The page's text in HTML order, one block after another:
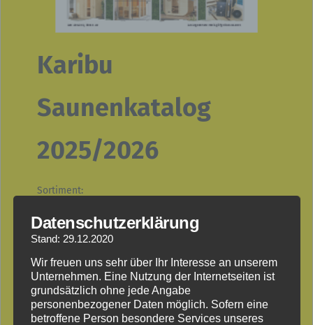
Karibu
Saunenkatalog
2025/2026
Sortiment:
Massivholzsauna, Plug & Play Sauna, Fasssauna,
Außensauna, Saunazubehör, Saunabeleuchtung,
Saunaöfen
Datenschutzerklärung
Stand: 29.12.2020
Wir freuen uns sehr über Ihr Interesse an unserem
Unternehmen. Eine Nutzung der Internetseiten ist
grundsätzlich ohne jede Angabe
personenbezogener Daten möglich. Sofern eine
betroffene Person besondere Services unseres